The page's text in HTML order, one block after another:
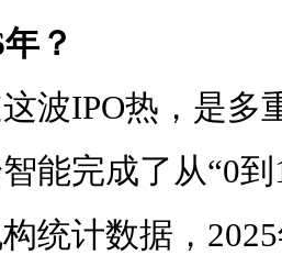
？
波IPO热，是多
能完成了从“0
统计数据，